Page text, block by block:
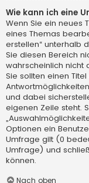
Wie kann ich eine
Wenn Sie ein neues
eines Themas
erstellen“ unterhalb
Sie diesen Bereich
wahrscheinlich nicht
Sie sollten einen
und dabei
eigenen Zeile steht.
Optionen ein
Umfrage gilt (0
Umfrage) und
können.
Nach oben